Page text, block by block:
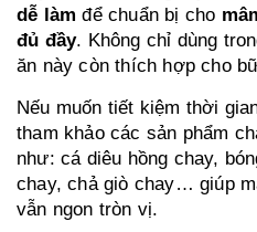
dễ làm để chuẩn bị cho
đủ đầy. Không chỉ dùng
ăn này còn thích hợp cho
Nếu muốn tiết kiệm thời
tham khảo các sản phẩm
như: cá diêu hồng chay,
chay, chả giò chay… giúp
vẫn ngon tròn vị.